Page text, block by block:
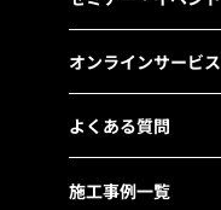
オンラインサービス
よくある質問
施工事例一覧